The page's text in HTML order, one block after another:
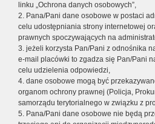
linku „Ochrona danych osobowych”,
2. Pana/Pani dane osobowe w postaci
celu udostępniania strony internetowej
prawnych spoczywających na
3. jeżeli korzysta Pan/Pani z odnośnika
e-mail placówki to zgadza się Pan/Pani
celu udzielenia odpowiedzi,
4. dane osobowe mogą być
organom ochrony prawnej (Policja,
samorządu terytorialnego w związku z
5. Pana/Pani dane osobowe nie będą